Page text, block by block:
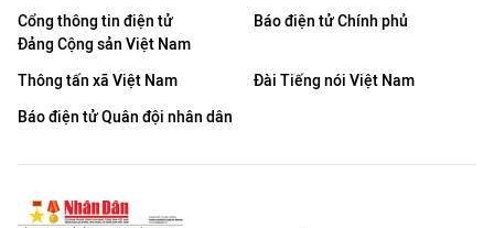
Cổng thông tin điện tử
Đảng Cộng sản Việt Nam
Báo điện tử Chính phủ
Thông tấn xã Việt Nam
Đài Tiếng nói Việt Nam
Báo điện tử Quân đội nhân dân